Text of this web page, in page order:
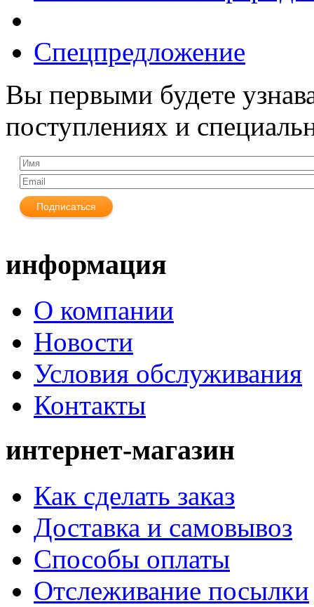
Спецпредложение
Вы первыми будете
поступлениях и
информация
О компании
Новости
Условия обслуживания
Контакты
интернет-магазин
Как сделать заказ
Доставка и самовывоз
Способы оплаты
Отслеживание посылки